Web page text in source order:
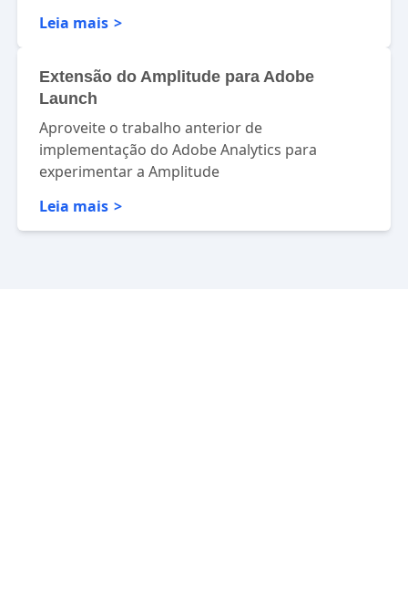
Leia mais
Extensão do Amplitude para Adobe
Launch
Aproveite o trabalho anterior de
implementação do Adobe Analytics para
experimentar a Amplitude
Leia mais